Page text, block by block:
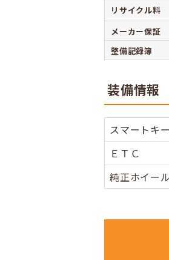
リサイクル料
メーカー保証
整備記録簿
装備情報
スマートキー
ＥＴＣ
純正ホイー